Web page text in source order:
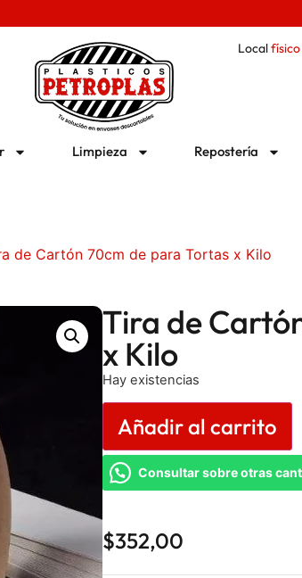
Localfísico
Limpieza Repostería
de Cartón 70cm de para Tortas x Kilo
Tira de
x Kilo
Hay existencias
Añadir al carrito
Consultar sobre otras
$352,00